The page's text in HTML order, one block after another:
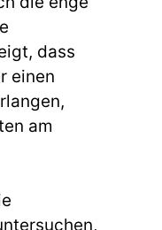
dass
einen
am